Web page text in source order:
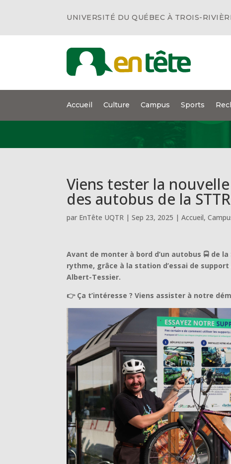
UNIVERSITÉ DU QUÉBEC À TROIS-
Accueil Culture Campus Sports
Viens tester la
des autobus de la
par EnTête UQTR |Sep 23, 2025 |Accueil,
Avant de monter à bord d’un autobus 🚍 de
rythme, grâce à la station d’essai de
Albert-Tessier.
👉 Ça t’intéresse ? Viens assister à notre